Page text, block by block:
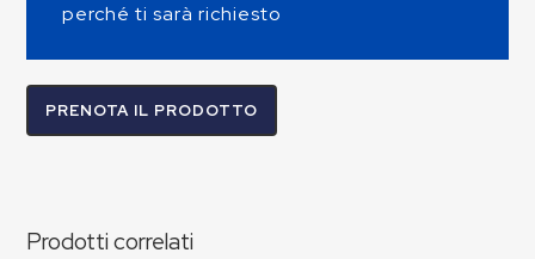
perché ti sarà richiesto
PRENOTA IL PRODOTTO
Prodotti correlati